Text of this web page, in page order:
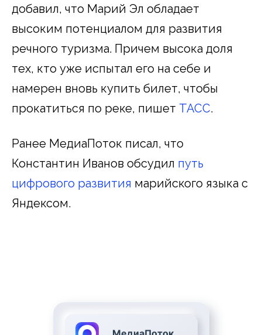
добавил, что Марий Эл обладает
высоким потенциалом для развития
речного туризма. Причем высока доля
тех, кто уже испытал его на себе и
намерен вновь купить билет, чтобы
прокатиться по реке, пишет ТАСС.
Ранее МедиаПоток писал, что
Константин Иванов обсудил путь
цифрового развития марийского языка с
Яндексом.